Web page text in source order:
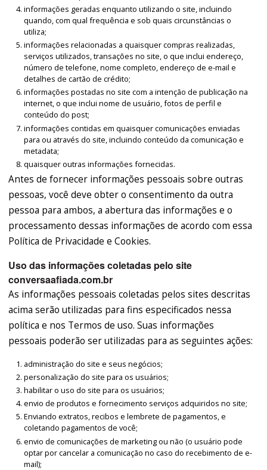
informações geradas enquanto utilizando o site, incluindo
quando, com qual frequência e sob quais circunstâncias o
utiliza;
informações relacionadas a quaisquer compras realizadas,
serviços utilizados, transações no site, o que inclui endereço,
número de telefone, nome completo, endereço de e-mail e
detalhes de cartão de crédito;
informações postadas no site com a intenção de publicação na
internet, o que inclui nome de usuário, fotos de perfil e
conteúdo do post;
informações contidas em quaisquer comunicações enviadas
para ou através do site, incluindo conteúdo da comunicação e
metadata;
quaisquer outras informações fornecidas.
Antes de fornecer informações pessoais sobre outras
pessoas, você deve obter o consentimento da outra
pessoa para ambos, a abertura das informações e o
processamento dessas informações de acordo com essa
Política de Privacidade e Cookies.
Uso das informações coletadas pelo site
conversaafiada.com.br
As informações pessoais coletadas pelos sites descritas
acima serão utilizadas para fins especificados nessa
política e nos Termos de uso. Suas informações
pessoais poderão ser utilizadas para as seguintes ações:
administração do site e seus negócios;
personalização do site para os usuários;
habilitar o uso do site para os usuários;
envio de produtos e fornecimento serviços adquiridos no site;
Enviando extratos, recibos e lembrete de pagamentos, e
coletando pagamentos de você;
envio de comunicações de marketing ou não (o usuário pode
optar por cancelar a comunicação no caso do recebimento de e-
mail);